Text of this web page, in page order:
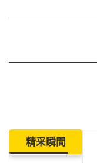
精采瞬間